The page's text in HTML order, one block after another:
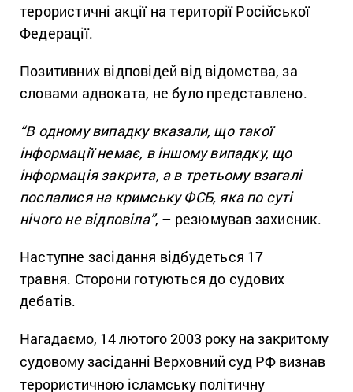
терористичні акції на території Російської
Федерації.
Позитивних відповідей від відомства, за
словами адвоката, не було представлено.
“В одному випадку вказали, що такої
інформації немає, в іншому випадку, що
інформація закрита, а в третьому взагалі
послалися на кримську ФСБ, яка по суті
нічого не відповіла”, – резюмував захисник.
Наступне засідання відбудеться 17
травня. Сторони готуються до судових
дебатів.
Нагадаємо, 14 лютого 2003 року на закритому
судовому засіданні Верховний суд РФ визнав
терористичною ісламську політичну